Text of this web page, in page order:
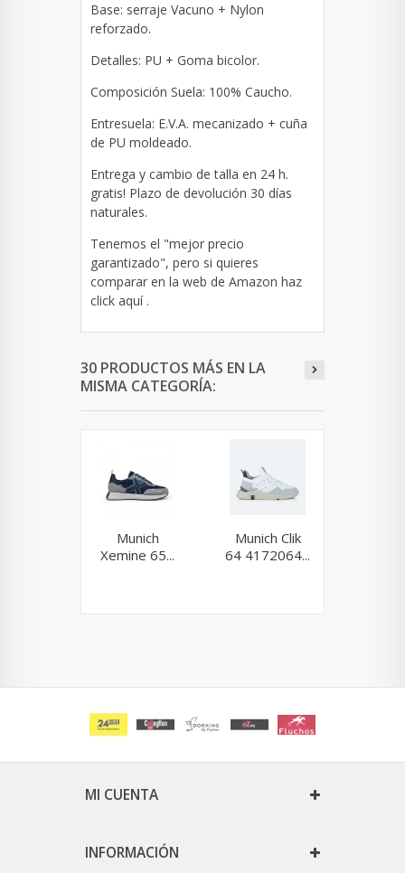
Base: serraje Vacuno + Nylon
reforzado.
Detalles: PU + Goma bicolor.
Composición Suela: 100% Caucho.
Entresuela: E.V.A. mecanizado + cuña
de PU moldeado.
Entrega y cambio de talla en 24 h.
gratis! Plazo de devolución 30 días
naturales.
Tenemos el "mejor precio
garantizado", pero si quieres
comparar en la web de Amazon haz
click aquí.
30 PRODUCTOS MÁS EN LA
MISMA CATEGORÍA:
Munich
Xemine 65...
Munich Clik
64 4172064...
MI CUENTA
INFORMACIÓN